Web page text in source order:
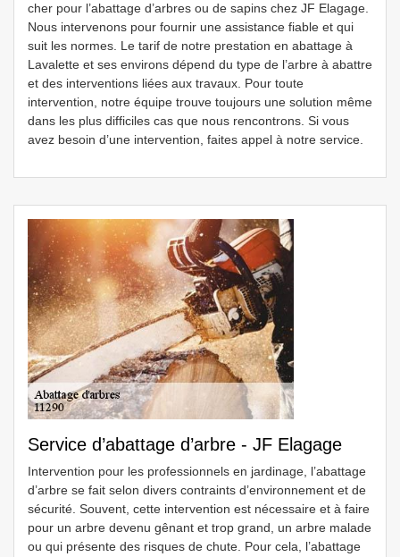
cher pour l’abattage d’arbres ou de sapins chez JF Elagage.
Nous intervenons pour fournir une assistance fiable et qui
suit les normes. Le tarif de notre prestation en abattage à
Lavalette et ses environs dépend du type de l’arbre à abattre
et des interventions liées aux travaux. Pour toute
intervention, notre équipe trouve toujours une solution même
dans les plus difficiles cas que nous rencontrons. Si vous
avez besoin d’une intervention, faites appel à notre service.
Service d’abattage d’arbre - JF Elagage
Intervention pour les professionnels en jardinage, l’abattage
d’arbre se fait selon divers contraints d’environnement et de
sécurité. Souvent, cette intervention est nécessaire et à faire
pour un arbre devenu gênant et trop grand, un arbre malade
ou qui présente des risques de chute. Pour cela, l’abattage